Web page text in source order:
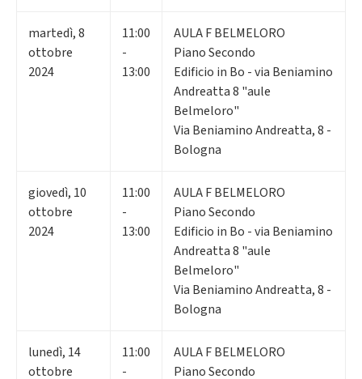
martedì,8
ottobre
2024
11:00
-
13:00
AULA F BELMELORO
Piano Secondo
Edificio in Bo - via Beniamino
Andreatta 8 "aule
Belmeloro"
Via Beniamino Andreatta, 8 -
Bologna
giovedì, 10
ottobre
2024
11:00
-
13:00
AULA F BELMELORO
Piano Secondo
Edificio in Bo - via Beniamino
Andreatta 8 "aule
Belmeloro"
Via Beniamino Andreatta, 8 -
Bologna
lunedì, 14
ottobre
11:00
-
AULA F BELMELORO
Piano Secondo